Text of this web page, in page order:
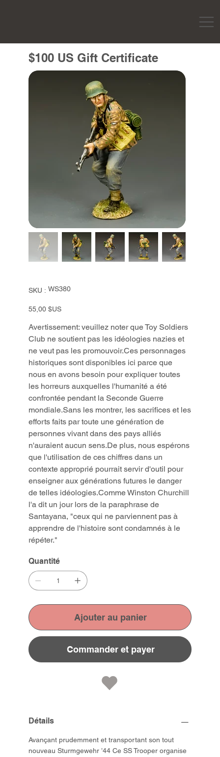
$100 US Gift Certificate
SKU : SKU
WS380
WS380
Prix
55,00 $US
Avertissement: veuillez noter que Toy Soldiers
Club ne soutient pas les idéologies nazies et
ne veut pas les promouvoir.Ces personnages
historiques sont disponibles ici parce que
nous en avons besoin pour expliquer toutes
les horreurs auxquelles l'humanité a été
confrontée pendant la Seconde Guerre
mondiale.Sans les montrer, les sacrifices et les
efforts faits par toute une génération de
personnes vivant dans des pays alliés
n'auraient aucun sens.De plus, nous espérons
que l'utilisation de ces chiffres dans un
contexte approprié pourrait servir d'outil pour
enseigner aux générations futures le danger
de telles idéologies.Comme Winston Churchill
l'a dit un jour lors de la paraphrase de
Santayana, "ceux qui ne parviennent pas à
apprendre de l'histoire sont condamnés à le
répéter."
Quantité
Ajouter au panier
Commander et payer
Détails
Avançant prudemment et transportant son tout
nouveau Sturmgewehr ’44 Ce SS Trooper organise